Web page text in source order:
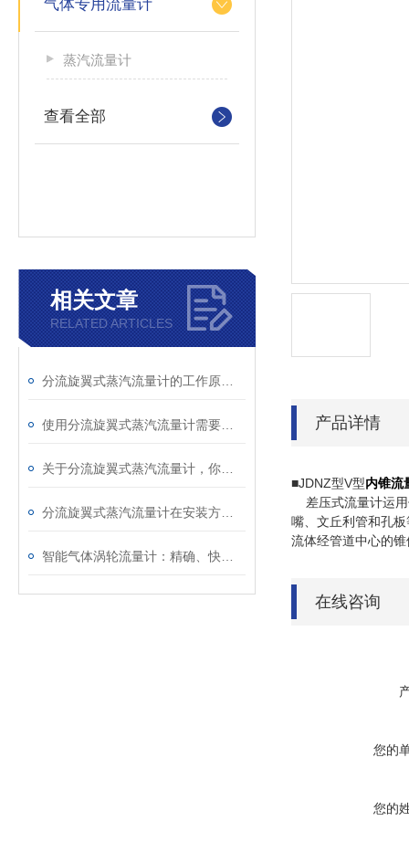
气体专用流量计
蒸汽流量计
查看全部
相关文章
RELATED ARTICLES
产品详情
■JDNZ型V型内锥流
差压式流量计运用
嘴、文丘利管和孔
流体经管道中心的
在线咨询
您的
您的